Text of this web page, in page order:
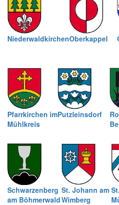
NiederwaldkirchenOberkappel
Pfarrkirchen im
Mühlkreis
Putzleinsdorf
Schwarzenberg
am Böhmerwald
St. Johann am
Wimberg